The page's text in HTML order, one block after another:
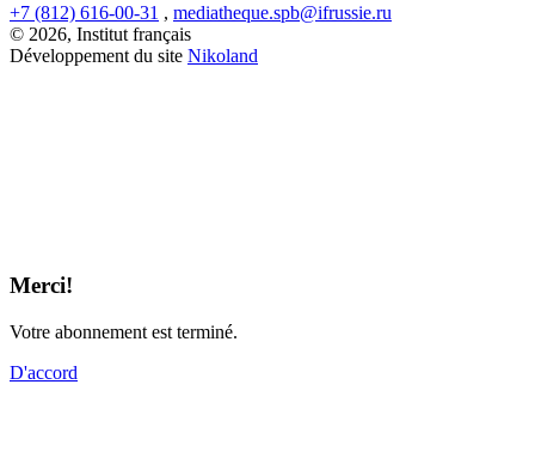
+7 (812) 616-00-31 , mediatheque.spb@ifrussie.ru
© 2026, Institut français
Développement du site Nikoland
Merci!
Votre abonnement est terminé.
D'accord